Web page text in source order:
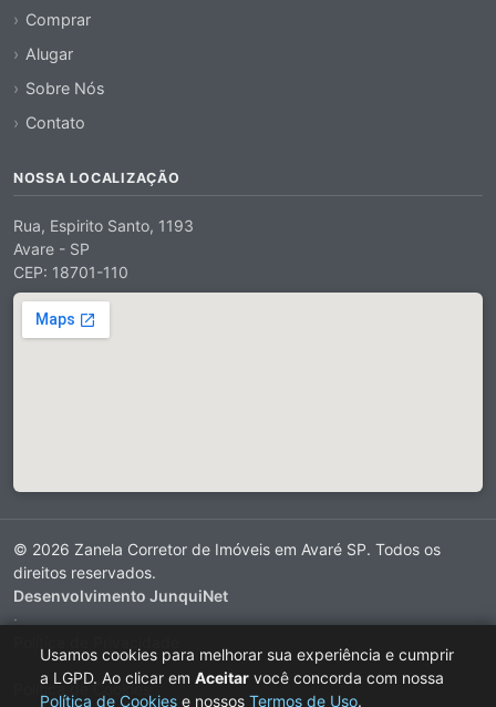
Comprar
Alugar
Sobre Nós
Contato
NOSSA LOCALIZAÇÃO
Rua, Espirito Santo, 1193
Avare - SP
CEP: 18701-110
© 2026 Zanela Corretor de Imóveis em Avaré SP. Todos os
direitos reservados.
Desenvolvimento JunquiNet
·
Política de Cookies
Usamos cookies para melhorar sua experiência e cumprir
a LGPD. Ao clicar em Aceitar você concorda com nossa
Política de Cookies e nossos Termos de Uso.